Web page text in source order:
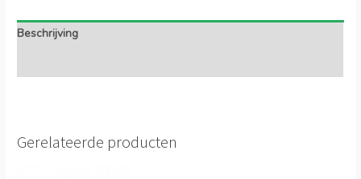
Beschrijving
Gerelateerde producten